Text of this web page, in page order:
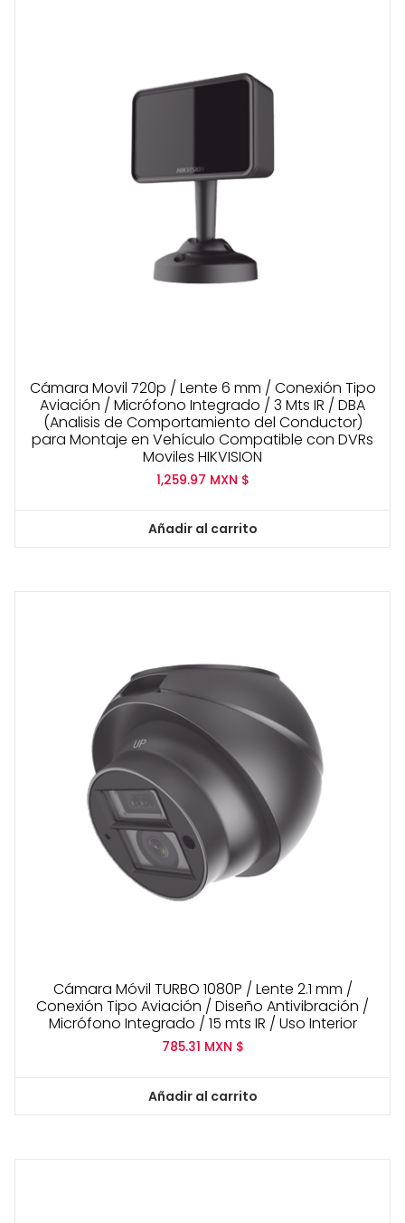
Cámara Movil 720p / Lente 6 mm / Conexión Tipo
Aviación / Micrófono Integrado / 3 Mts IR / DBA
(Analisis de Comportamiento del Conductor)
para Montaje en Vehículo Compatible con DVRs
Moviles HIKVISION
1,259.97 MXN $
Añadir al carrito
Cámara Móvil TURBO 1080P / Lente 2.1 mm /
Conexión Tipo Aviación / Diseño Antivibración /
Micrófono Integrado / 15 mts IR / Uso Interior
785.31 MXN $
Añadir al carrito